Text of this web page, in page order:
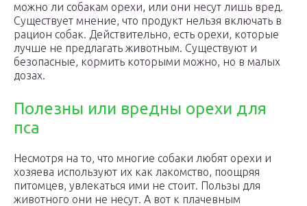
можно ли собакам орехи, или они несут лишь вред.
Существует мнение, что продукт нельзя включать в
рацион собак. Действительно, есть орехи, которые
лучше не предлагать животным. Существуют и
безопасные, кормить которыми можно, но в малых
дозах.
Полезны или вредны орехи для
пса
Несмотря на то, что многие собаки любят орехи и
хозяева используют их как лакомство, поощряя
питомцев, увлекаться ими не стоит. Пользы для
животного они не несут. А вот к плачевным